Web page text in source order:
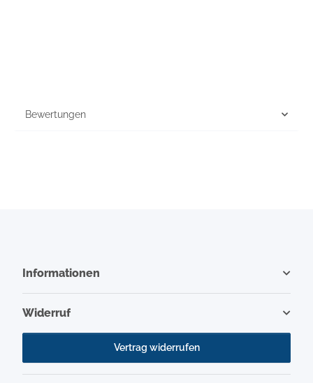
Bewertungen
Informationen
Widerruf
Vertrag widerrufen